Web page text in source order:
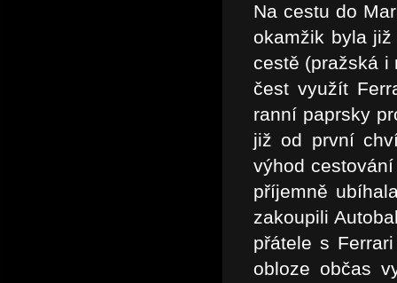
Na cestu do
okamžik byla
cestě (pražská i
čest využít
ranní paprsky
již od první
výhod
příjemně
zakoupili
přátele s
obloze občas